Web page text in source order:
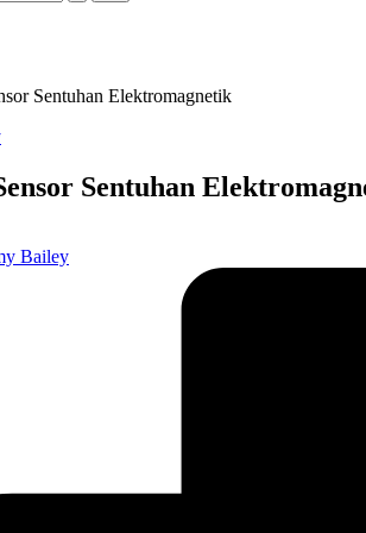
Sentuhan Elektromagnetik
Sentuhan
Bailey